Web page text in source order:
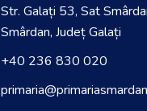
Str. Galați 53, Sat
Smârdan, Județ Galați
+40 236 830 020